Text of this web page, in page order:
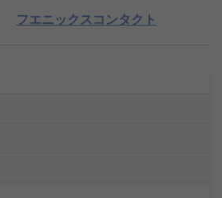
フエニックスコンタクト